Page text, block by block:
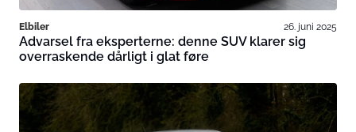
Elbiler 26. juni 2025
Advarsel fra eksperterne: denne SUV klarer sig
overraskende dårligt i glat føre